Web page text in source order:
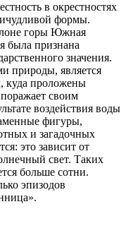
в окрестностях
формы.
горы Южная
была признана
значения.
природы, является
куда проложены
своим
воздействия воды
фигуры,
и загадочных
это зависит от
свет. Таких
больше сотни.
эпизодов